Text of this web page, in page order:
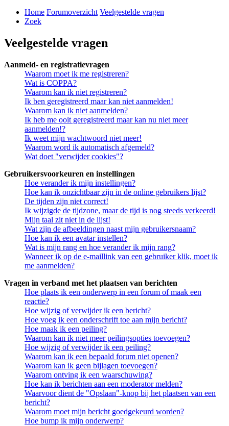
Home Forumoverzicht Veelgestelde vragen
Zoek
Veelgestelde vragen
Aanmeld- en registratievragen
Waarom moet ik me registreren?
Wat is COPPA?
Waarom kan ik niet registreren?
Ik ben geregistreerd maar kan niet aanmelden!
Waarom kan ik niet aanmelden?
Ik heb me ooit geregistreerd maar kan nu niet meer
aanmelden!?
Ik weet mijn wachtwoord niet meer!
Waarom word ik automatisch afgemeld?
Wat doet "verwijder cookies"?
Gebruikersvoorkeuren en instellingen
Hoe verander ik mijn instellingen?
Hoe kan ik onzichtbaar zijn in de online gebruikers lijst?
De tijden zijn niet correct!
Ik wijzigde de tijdzone, maar de tijd is nog steeds verkeerd!
Mijn taal zit niet in de lijst!
Wat zijn de afbeeldingen naast mijn gebruikersnaam?
Hoe kan ik een avatar instellen?
Wat is mijn rang en hoe verander ik mijn rang?
Wanneer ik op de e-maillink van een gebruiker klik, moet ik
me aanmelden?
Vragen in verband met het plaatsen van berichten
Hoe plaats ik een onderwerp in een forum of maak een
reactie?
Hoe wijzig of verwijder ik een bericht?
Hoe voeg ik een onderschrift toe aan mijn bericht?
Hoe maak ik een peiling?
Waarom kan ik niet meer peilingsopties toevoegen?
Hoe wijzig of verwijder ik een peiling?
Waarom kan ik een bepaald forum niet openen?
Waarom kan ik geen bijlagen toevoegen?
Waarom ontving ik een waarschuwing?
Hoe kan ik berichten aan een moderator melden?
Waarvoor dient de "Opslaan"-knop bij het plaatsen van een
bericht?
Waarom moet mijn bericht goedgekeurd worden?
Hoe bump ik mijn onderwerp?